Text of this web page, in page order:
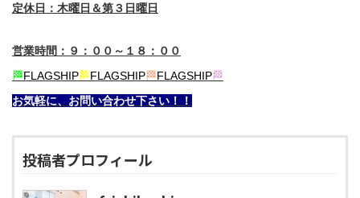
定休日：木曜日＆第３日曜日
営業時間：９：００～１８：００
🏁FLAGSHIP🏁FLAGSHIP🏁FLAGSHIP🏁
お気軽に、お問い合わせ下さい！！
投稿者プロフィール